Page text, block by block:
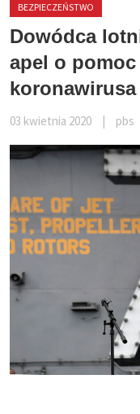
BEZPIECZEŃSTWO
Dowódca
apel o
koronawirusa
03 kwietnia 2020 pbs